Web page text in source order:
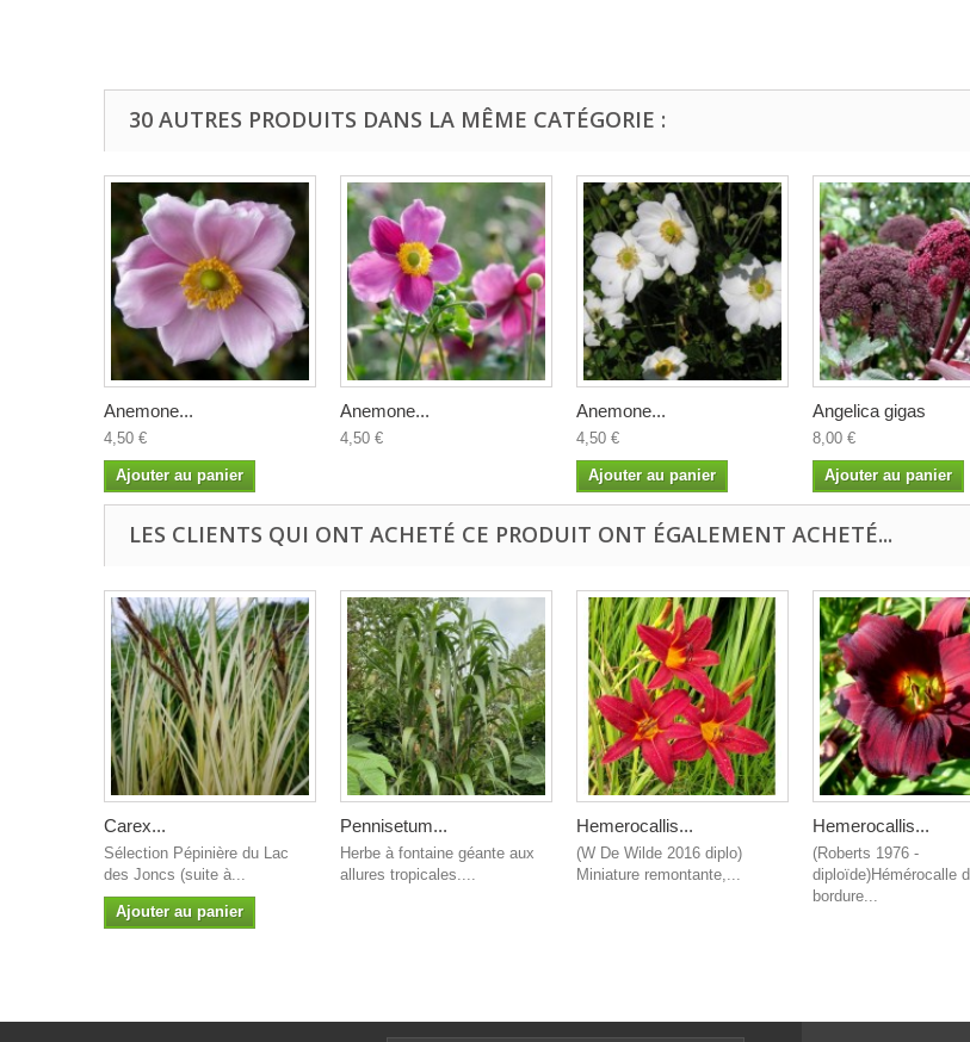
30 AUTRES PRODUITS DANS LA MÊME CATÉGORIE :
Anemone...
4,50 €
Ajouter au panier
Anemone...
4,50 €
Anemone...
4,50 €
Ajouter au panier
Angelica gigas
8,00 €
Ajouter au panier
LES CLIENTS QUI ONT ACHETÉ CE PRODUIT ONT ÉGALEMENT ACHETÉ...
Carex...
Sélection Pépinière du Lac
des Joncs (suite à...
Ajouter au panier
Pennisetum...
Herbe à fontaine géante aux
allures tropicales....
Hemerocallis...
(W De Wilde 2016 diplo)
Miniature remontante,...
Hemerocallis...
(Roberts 1976 -
diploïde)Hémérocalle
bordure...